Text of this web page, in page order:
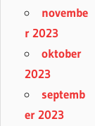
novembe
r 2023
oktober
2023
septemb
er 2023